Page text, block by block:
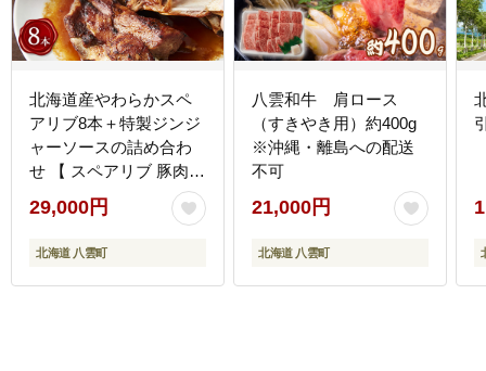
北海道産やわらかスペ
アリブ8本＋特製ジンジ
ャーソースの詰め合わ
せ 【 スペアリブ 豚肉
肉 食品 グルメ お取り寄
せ お取り寄せグルメ 八
雲町 北海道 】 ※沖縄・
29,000円
北海道 八雲町
八雲和牛 肩ロース
（すきやき用）約400g
※沖縄・離島への配送
不可
21,000円
北海道 八雲町